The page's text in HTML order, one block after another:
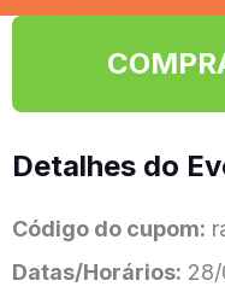
Detalhes do
Código do cupom:
Datas/Horários: